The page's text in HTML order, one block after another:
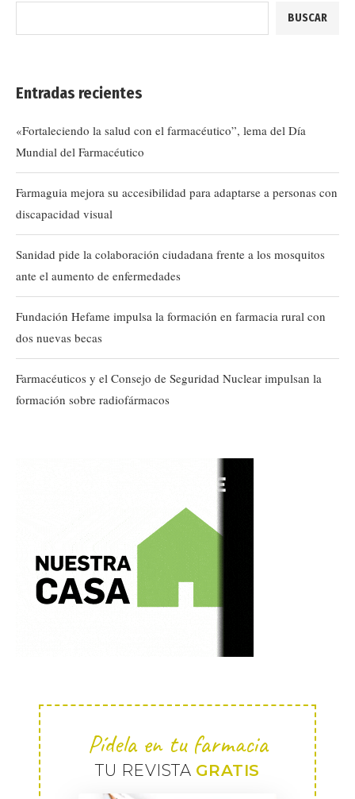
BUSCAR
Entradas recientes
«Fortaleciendo la salud con el farmacéutico”, lema del Día
Mundial del Farmacéutico
Farmaguia mejora su accesibilidad para adaptarse a personas con
discapacidad visual
Sanidad pide la colaboración ciudadana frente a los mosquitos
ante el aumento de enfermedades
Fundación Hefame impulsa la formación en farmacia rural con
dos nuevas becas
Farmacéuticos y el Consejo de Seguridad Nuclear impulsan la
formación sobre radiofármacos
Pídela en tu farmacia
TU REVISTA GRATIS